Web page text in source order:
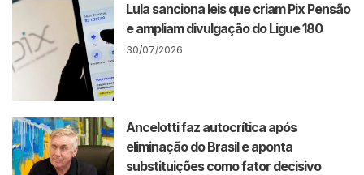
Lula sanciona leis que criam Pix Pensão
e ampliam divulgação do Ligue 180
30/07/2026
Ancelotti faz autocrítica após
eliminação do Brasil e aponta
substituições como fator decisivo